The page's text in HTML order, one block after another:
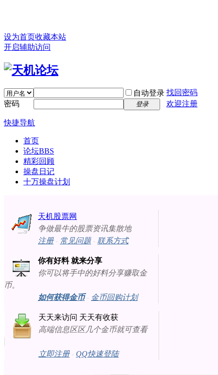
设为首页收藏本站
开启辅助访问
自动登录 找回密码
密码
登录 欢迎注册
快捷导航
首页
论坛BBS
精彩回顾
操盘日记
十万操盘计划
天机股票网
争做最牛的股票资讯集散地
注册- 常见问题- 联系方式
你有好料 就来分享
你可以将手中的好料分享赚取金
币。
如何获得金币- 金币回购计划
天天来访问 天天有收获
高端信息区区几个金币就可查看
立即注册- QQ快速登陆